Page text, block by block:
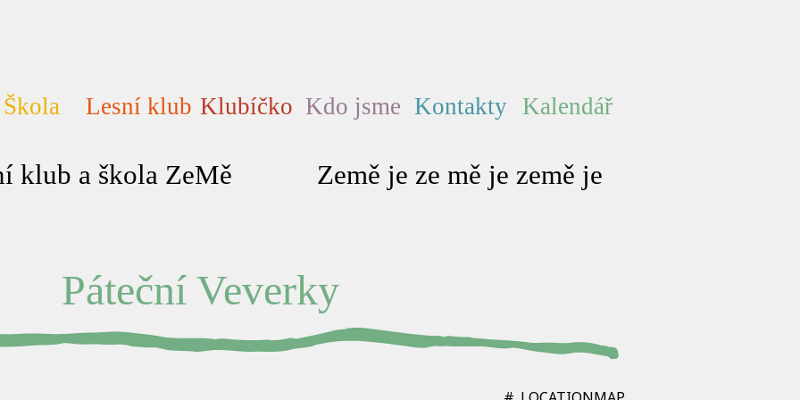
Škola Lesní klub Klubíčko Kdo jsme Kontakty Kalendář
klub a škola ZeMě Země je ze mě je země je
Páteční Veverky